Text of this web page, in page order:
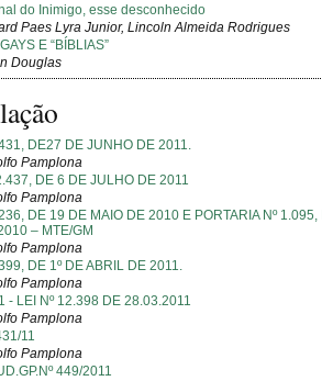
do Inimigo, esse desconhecido
Paes Lyra Junior, Lincoln Almeida Rodrigues
E “BÍBLIAS”
Douglas
DE27 DE JUNHO DE 2011.
Pamplona
DE 6 DE JULHO DE 2011
Pamplona
DE 19 DE MAIO DE 2010 E PORTARIA Nº
– MTE/GM
Pamplona
DE 1º DE ABRIL DE 2011.
Pamplona
- LEI Nº 12.398 DE 28.03.2011
Pamplona
11
Pamplona
449/2011